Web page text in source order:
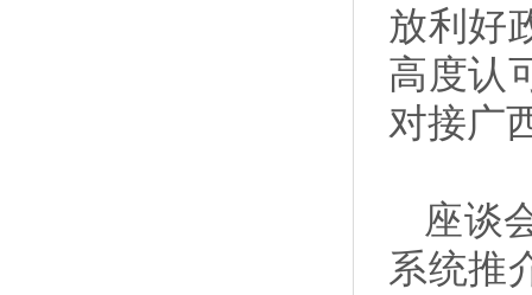
放利好
高度认
对接广
座谈
系统推